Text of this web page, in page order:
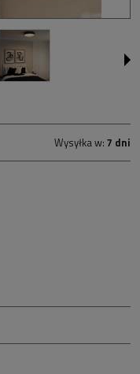
Wysyłka w: 7 dni